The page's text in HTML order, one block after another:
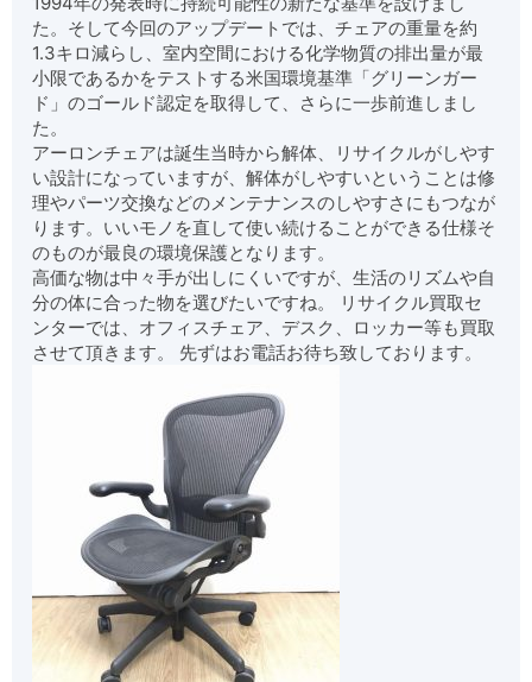
た。そして今回のアップデートでは、チェアの重量を約
1.3キロ減らし、室内空間における化学物質の排出量が最
小限であるかをテストする米国環境基準「グリーンガー
ド」のゴールド認定を取得して、さらに一歩前進しまし
た。
アーロンチェアは誕生当時から解体、リサイクルがしやす
い設計になっていますが、解体がしやすいということは修
理やパーツ交換などのメンテナンスのしやすさにもつなが
ります。いいモノを直して使い続けることができる仕様そ
のものが最良の環境保護となります。
高価な物は中々手が出しにくいですが、生活のリズムや自
分の体に合った物を選びたいですね。 リサイクル買取セ
ンターでは、オフィスチェア、デスク、ロッカー等も買取
させて頂きます。 先ずはお電話お待ち致しております。